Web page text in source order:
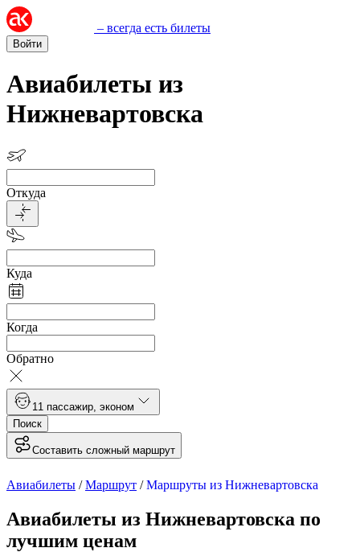
– всегда есть билеты
Войти
Авиабилеты из
Нижневартовска
Откуда
Куда
Когда
Обратно
1 1 пассажир эконом
Поиск
Составить сложный маршрут
Авиабилеты /Маршрут /Маршруты из Нижневартовска
Авиабилеты из Нижневартовска по
лучшим ценам